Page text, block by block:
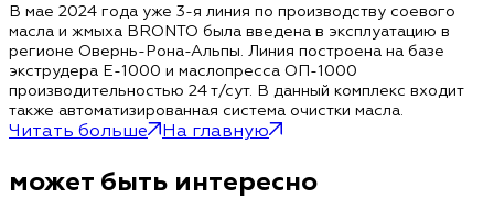
В мае 2024 года уже 3-я линия по производству соевого
масла и жмыха BRONTO была введена в эксплуатацию в
регионе Овернь-Рона-Альпы. Линия построена на базе
экструдера Е-1000 и маслопресса ОП-1000
производительностью 24 т/сут. В данный комплекс входит
также автоматизированная система очистки масла.
Читать больше На главную
может быть интересно